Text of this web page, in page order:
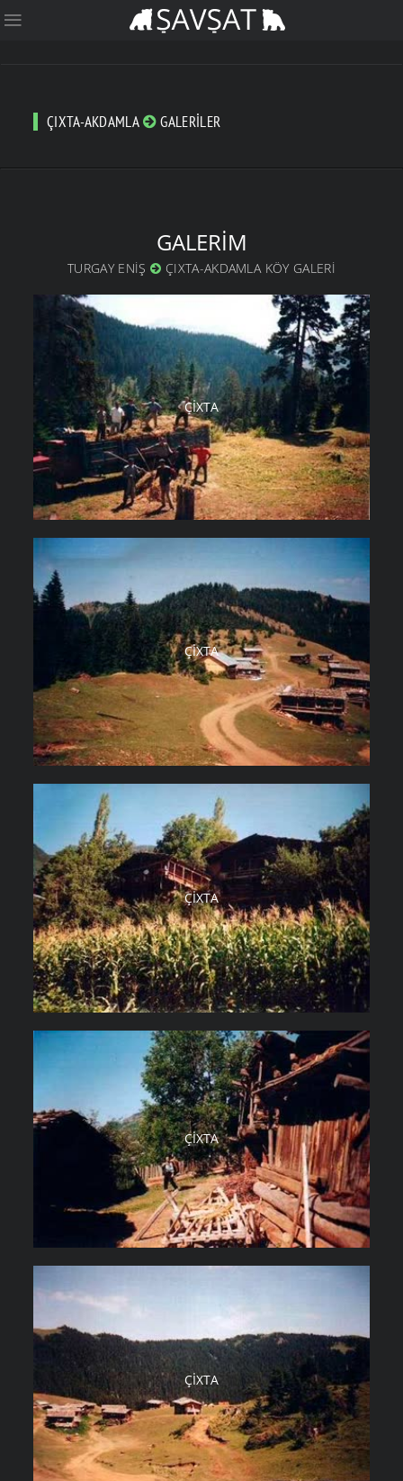
ÇIXTA-AKDAMLA GALERILER
GALERIM
TURGAY ENIŞ ÇIXTA-AKDAMLA KÖY GALERI
ÇIXTA
ÇIXTA
ÇIXTA
ÇIXTA
ÇIXTA